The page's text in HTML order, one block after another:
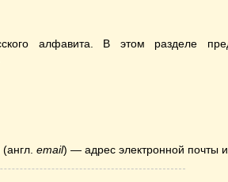
алфавита. В этом разделе
(англ. email) — адрес электронной почты